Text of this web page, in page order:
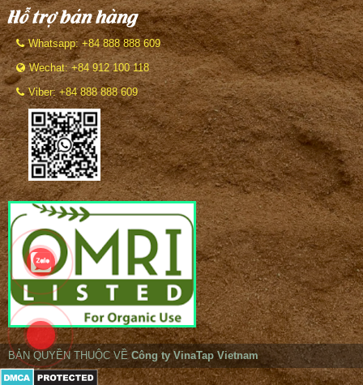
Hỗ trợ bán hàng
Whatsapp: +84 888 888 609
Wechat: +84 912 100 118
Viber: +84 888 888 609
BẢN QUYỀN THUỘC VỀCông ty VinaTap Vietnam